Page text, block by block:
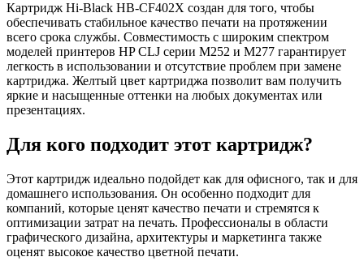
Картридж Hi-Black HB-CF402X создан для того, чтобы
обеспечивать стабильное качество печати на протяжении
всего срока службы. Совместимость с широким спектром
моделей принтеров HP CLJ серии M252 и M277 гарантирует
легкость в использовании и отсутствие проблем при замене
картриджа. Желтый цвет картриджа позволит вам получить
яркие и насыщенные оттенки на любых документах или
презентациях.
Для кого подходит этот картридж?
Этот картридж идеально подойдет как для офисного, так и для
домашнего использования. Он особенно подходит для
компаний, которые ценят качество печати и стремятся к
оптимизации затрат на печать. Профессионалы в области
графического дизайна, архитектуры и маркетинга также
оценят высокое качество цветной печати.